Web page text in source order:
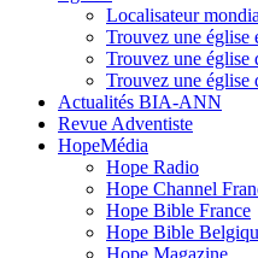
Localisateur
Trouvez une
Trouvez une église
Trouvez une église
Actualités BIA-ANN
Revue Adventiste
HopeMédia
Hope Radio
Hope Channel
Hope Bible France
Hope Bible
Hope Magazine